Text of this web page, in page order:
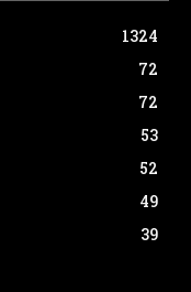
1324
72
72
53
52
49
39